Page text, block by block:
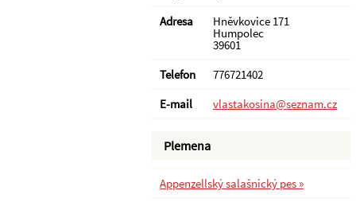
Adresa
Hněvkovice 171
Humpolec
39601
Telefon
776721402
E-mail
vlastakosina@seznam.cz
Plemena
Appenzellský salašnický pes »